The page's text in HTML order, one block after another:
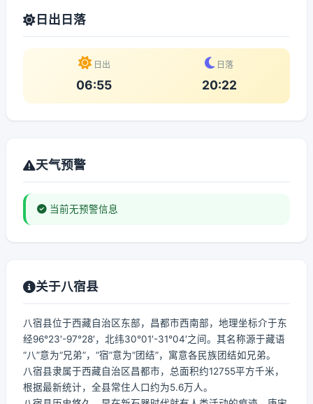
日出日落
日出
06:55
日落
20:22
天气预警
当前无预警信息
关于八宿县
八宿县位于西藏自治区东部，昌都市西南部，地理坐标介于东
经96°23′-97°28′，北纬30°01′-31°04′之间。其名称源于藏语
“八”意为“兄弟”，“宿”意为“团结”，寓意各民族团结如兄弟。
八宿县隶属于西藏自治区昌都市，总面积约12755平方千米，
根据最新统计，全县常住人口约为5.6万人。